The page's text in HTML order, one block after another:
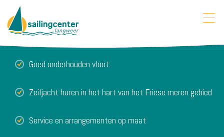
Goed onderhouden vloot
Zeiljacht huren in het hart van het Friese meren gebied
Service en arrangementen op maat